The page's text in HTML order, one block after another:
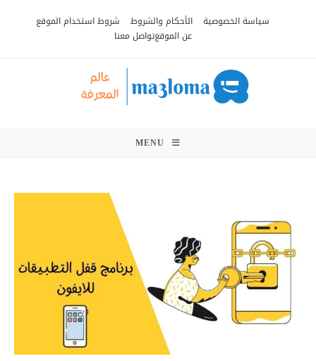
سياسة الخصوصية الأحكام والشروط
شروط استخدام الموقع
عن الموقعتواصل معنا
MENU